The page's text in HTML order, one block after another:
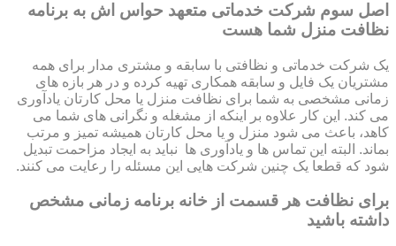
اصل سوم شرکت خدماتی متعهد حواس اش به برنامه
نظافت منزل شما هست
یک شرکت خدماتی و نظافتی با سابقه و مشتری مدار برای همه
مشتریان یک فایل و سابقه همکاری تهیه کرده و در هر بازه های
زمانی مشخصی به شما برای نظافت منزل یا محل کارتان یادآوری
می کند. این کار علاوه بر اینکه از مشغله و نگرانی های شما می
کاهد، باعث می شود منزل و یا محل کارتان همیشه تمیز و مرتب
بماند. البته این تماس ها و یادآوری ها نباید به ایجاد مزاحمت تبدیل
شود که قطعا یک چنین شرکت هایی این مسئله را رعایت می کنند.
برای نظافت هر قسمت از خانه برنامه زمانی مشخص
داشته باشید